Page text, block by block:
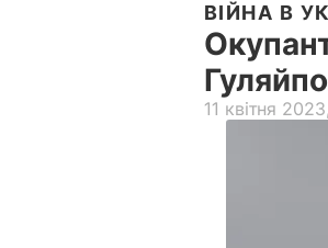
ВІЙНА В
11 квітня